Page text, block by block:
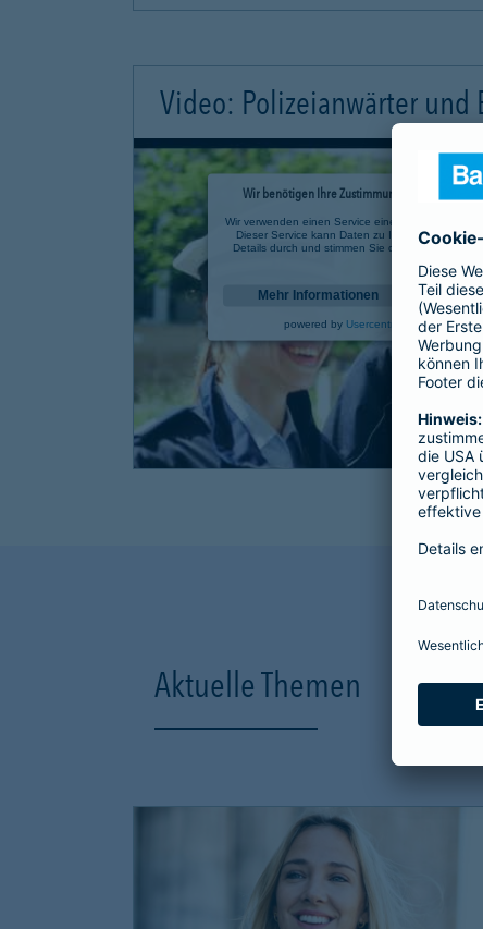
Video: Polizeianwärter und
Wir benötigen Ihre Zustimmung, um den
Wir verwenden einen Service eines Drittanbieters,
Dieser Service kann Daten zu Ihren Aktivitäten
Details durch und stimmen Sie der Nutzung des
Mehr Informationen
powered by Usercentrics Consent
Aktuelle Themen